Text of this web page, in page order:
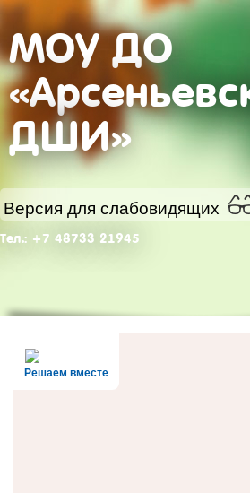
МОУ ДО
ДШИ»
Версия для слабовидящих
Тел.: +7 48733 21945
Решаем вместе